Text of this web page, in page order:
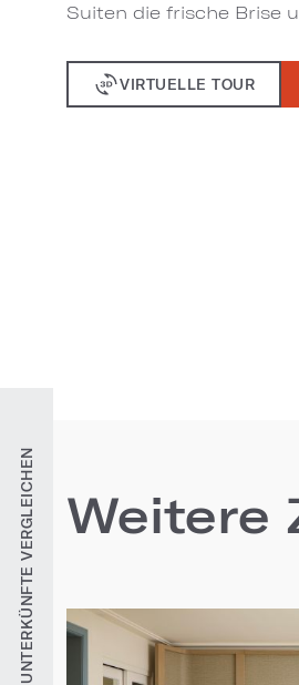
UNTERKÜNFTE VERGLEICHEN
Suiten die frische Brise
VIRTUELLE TOUR
Weitere